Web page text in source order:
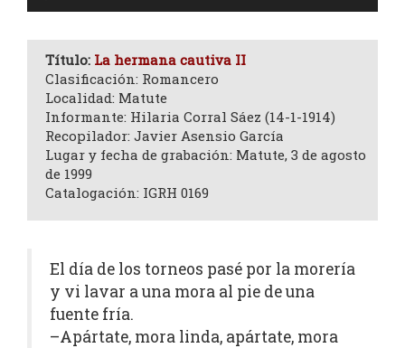
Título: La hermana cautiva II
Clasificación: Romancero
Localidad: Matute
Informante: Hilaria Corral Sáez (14-1-1914)
Recopilador: Javier Asensio García
Lugar y fecha de grabación: Matute, 3 de agosto
de 1999
Catalogación: IGRH 0169
El día de los torneos pasé por la morería
y vi lavar a una mora al pie de una
fuente fría.
–Apártate, mora linda, apártate, mora